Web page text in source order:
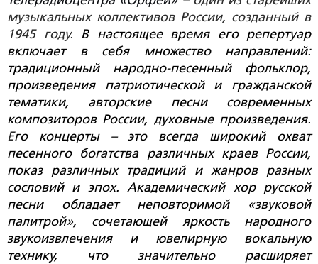
музыкальных коллективов России, созданный в
1945 году.
В настоящее время его репертуар
включает в себя множество направлений:
традиционный народно-песенный фольклор,
произведения патриотической и гражданской
тематики, авторские песни современных
композиторов России, духовные произведения.
Его концерты – это всегда широкий охват
песенного богатства различных краев России,
показ различных традиций и жанров разных
сословий и эпох. Академический хор русской
песни обладает неповторимой «звуковой
палитрой», сочетающей яркость народного
звукоизвлечения и ювелирную вокальную
технику, что значительно расширяет